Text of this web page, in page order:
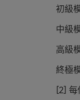
初級
中級
高級
終極
[2] 每